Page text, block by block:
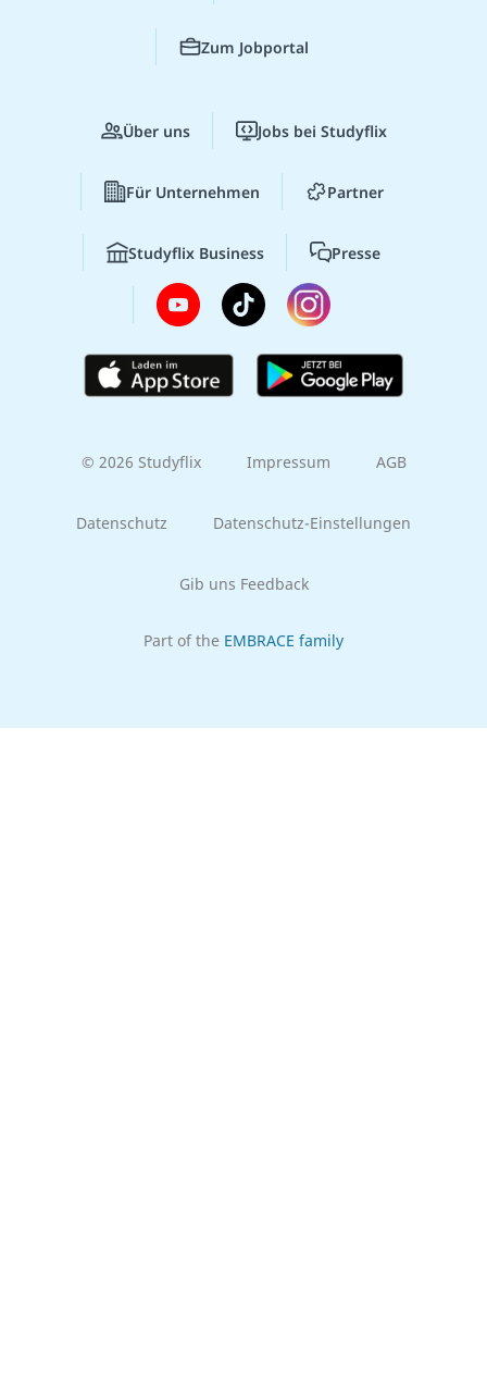
Zum Jobportal
Über uns Jobs bei Studyflix
Für Unternehmen Partner
Studyflix Business Presse
© 2026 Studyflix Impressum AGB
Datenschutz Datenschutz-Einstellungen
Gib uns Feedback
Part of the EMBRACE family